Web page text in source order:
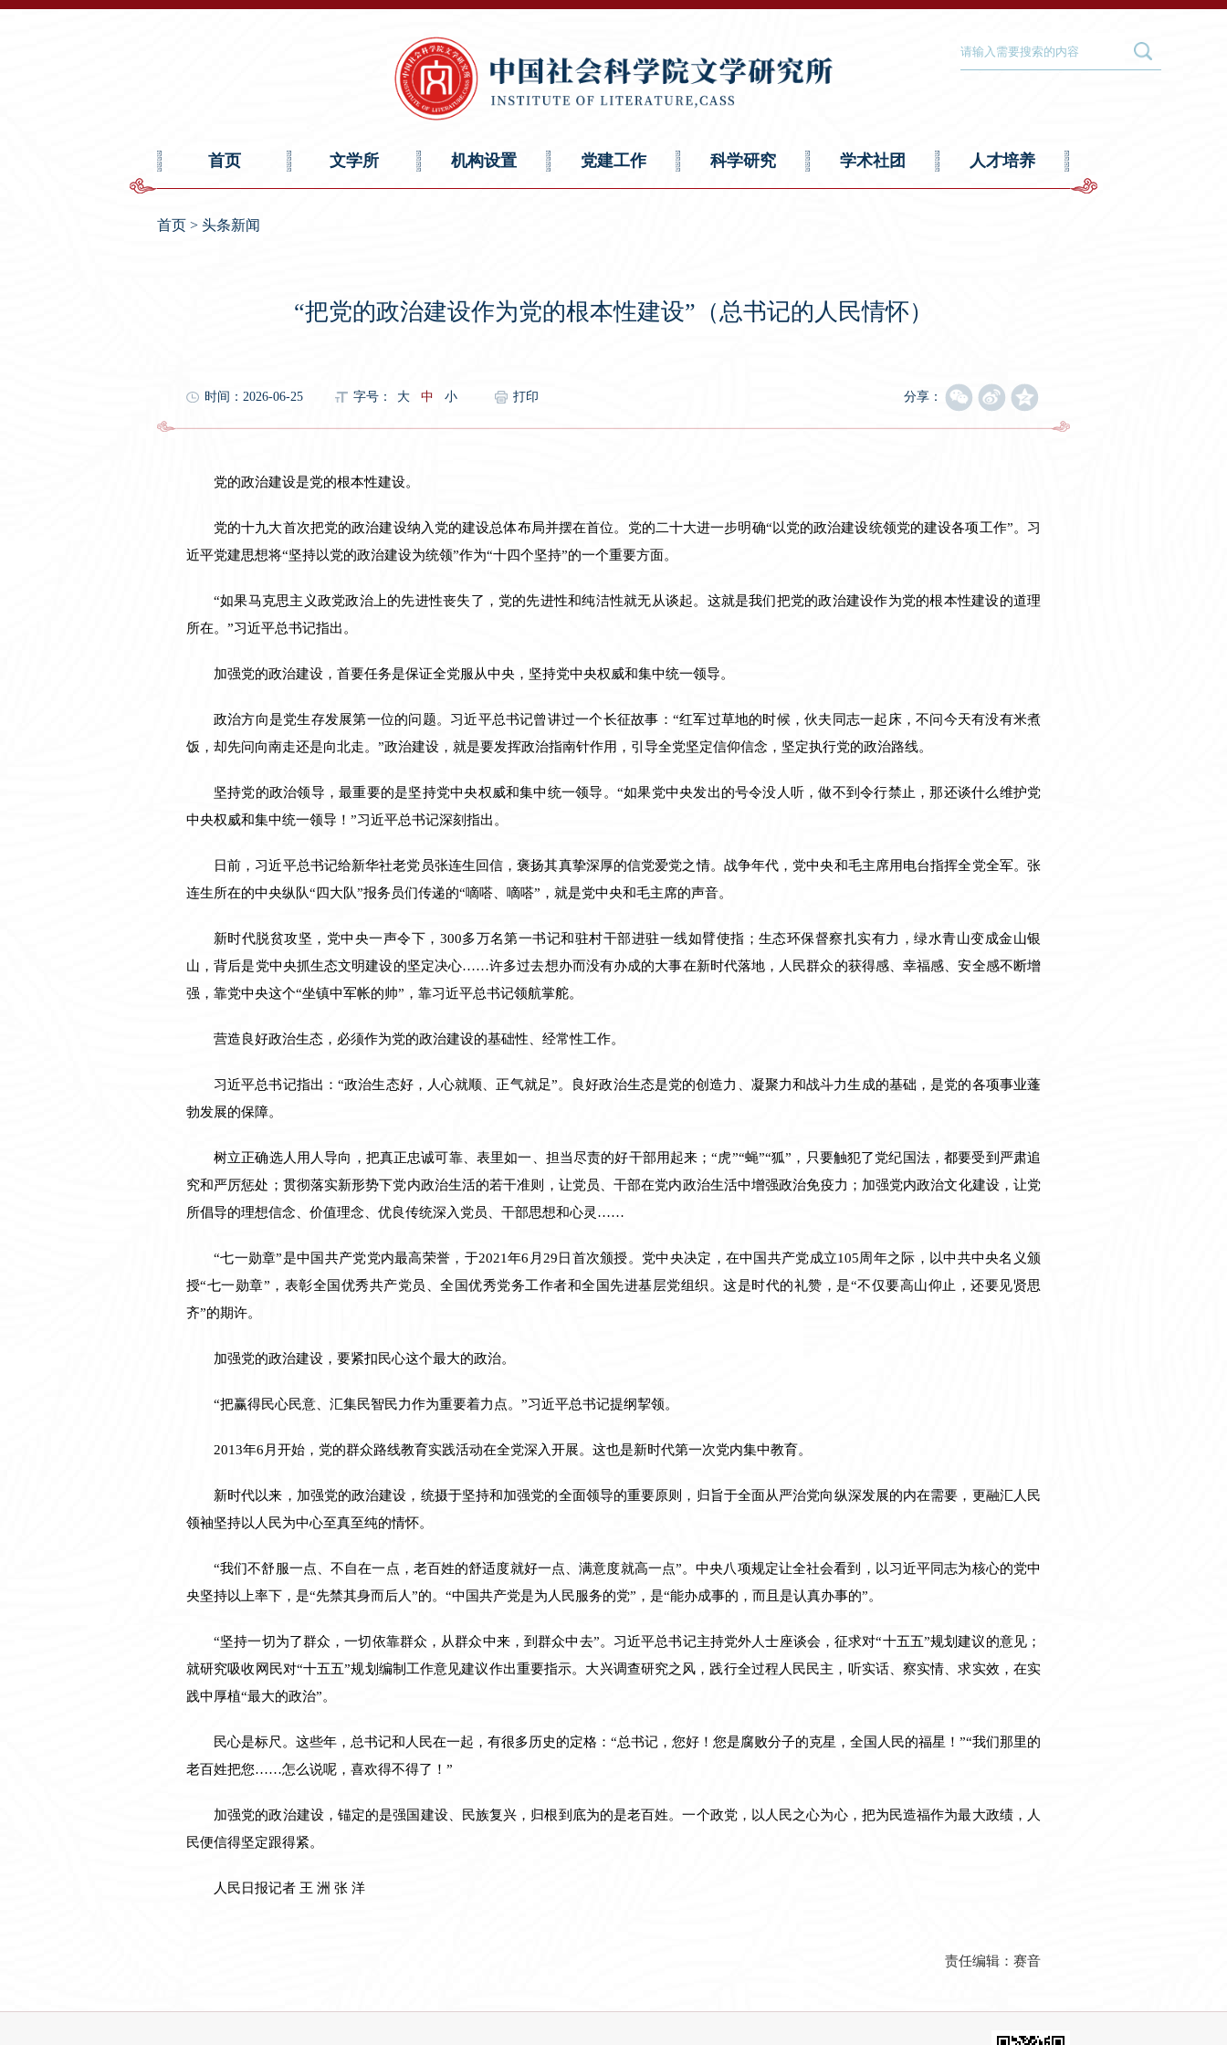
首页 文学所 机构设置 党建工作 科学研究 学术社团 人才培养
首页 > 头条新闻
“把党的政治建设作为党的根本性建设”（总书记的人民情怀）
时间：2026-06-25 字号： 大 中 小 打印 分享：
党的政治建设是党的根本性建设。
党的十九大首次把党的政治建设纳入党的建设总体布局并摆在首位。党的二十大进一步明确“以党的政治建设统领党的建设各项工作”。习
近平党建思想将“坚持以党的政治建设为统领”作为“十四个坚持”的一个重要方面。
“如果马克思主义政党政治上的先进性丧失了，党的先进性和纯洁性就无从谈起。这就是我们把党的政治建设作为党的根本性建设的道理
所在。”习近平总书记指出。
加强党的政治建设，首要任务是保证全党服从中央，坚持党中央权威和集中统一领导。
政治方向是党生存发展第一位的问题。习近平总书记曾讲过一个长征故事：“红军过草地的时候，伙夫同志一起床，不问今天有没有米煮
饭，却先问向南走还是向北走。”政治建设，就是要发挥政治指南针作用，引导全党坚定信仰信念，坚定执行党的政治路线。
坚持党的政治领导，最重要的是坚持党中央权威和集中统一领导。“如果党中央发出的号令没人听，做不到令行禁止，那还谈什么维护党
中央权威和集中统一领导！”习近平总书记深刻指出。
日前，习近平总书记给新华社老党员张连生回信，褒扬其真挚深厚的信党爱党之情。战争年代，党中央和毛主席用电台指挥全党全军。张
连生所在的中央纵队“四大队”报务员们传递的“嘀嗒、嘀嗒”，就是党中央和毛主席的声音。
新时代脱贫攻坚，党中央一声令下，300多万名第一书记和驻村干部进驻一线如臂使指；生态环保督察扎实有力，绿水青山变成金山银
山，背后是党中央抓生态文明建设的坚定决心……许多过去想办而没有办成的大事在新时代落地，人民群众的获得感、幸福感、安全感不断增
强，靠党中央这个“坐镇中军帐的帅”，靠习近平总书记领航掌舵。
营造良好政治生态，必须作为党的政治建设的基础性、经常性工作。
习近平总书记指出：“政治生态好，人心就顺、正气就足”。良好政治生态是党的创造力、凝聚力和战斗力生成的基础，是党的各项事业蓬
勃发展的保障。
树立正确选人用人导向，把真正忠诚可靠、表里如一、担当尽责的好干部用起来；“虎”“蝇”“狐”，只要触犯了党纪国法，都要受到严肃追
究和严厉惩处；贯彻落实新形势下党内政治生活的若干准则，让党员、干部在党内政治生活中增强政治免疫力；加强党内政治文化建设，让党
所倡导的理想信念、价值理念、优良传统深入党员、干部思想和心灵……
“七一勋章”是中国共产党党内最高荣誉，于2021年6月29日首次颁授。党中央决定，在中国共产党成立105周年之际，以中共中央名义颁
授“七一勋章”，表彰全国优秀共产党员、全国优秀党务工作者和全国先进基层党组织。这是时代的礼赞，是“不仅要高山仰止，还要见贤思
齐”的期许。
加强党的政治建设，要紧扣民心这个最大的政治。
“把赢得民心民意、汇集民智民力作为重要着力点。”习近平总书记提纲挈领。
2013年6月开始，党的群众路线教育实践活动在全党深入开展。这也是新时代第一次党内集中教育。
新时代以来，加强党的政治建设，统摄于坚持和加强党的全面领导的重要原则，归旨于全面从严治党向纵深发展的内在需要，更融汇人民
领袖坚持以人民为中心至真至纯的情怀。
“我们不舒服一点、不自在一点，老百姓的舒适度就好一点、满意度就高一点”。中央八项规定让全社会看到，以习近平同志为核心的党中
央坚持以上率下，是“先禁其身而后人”的。“中国共产党是为人民服务的党”，是“能办成事的，而且是认真办事的”。
“坚持一切为了群众，一切依靠群众，从群众中来，到群众中去”。习近平总书记主持党外人士座谈会，征求对“十五五”规划建议的意见；
就研究吸收网民对“十五五”规划编制工作意见建议作出重要指示。大兴调查研究之风，践行全过程人民民主，听实话、察实情、求实效，在实
践中厚植“最大的政治”。
民心是标尺。这些年，总书记和人民在一起，有很多历史的定格：“总书记，您好！您是腐败分子的克星，全国人民的福星！”“我们那里的
老百姓把您……怎么说呢，喜欢得不得了！”
加强党的政治建设，锚定的是强国建设、民族复兴，归根到底为的是老百姓。一个政党，以人民之心为心，把为民造福作为最大政绩，人
民便信得坚定跟得紧。
人民日报记者 王 洲 张 洋
责任编辑：赛音